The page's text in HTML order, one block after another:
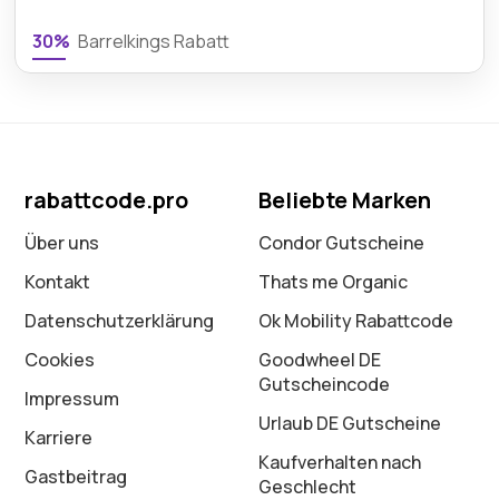
30% Barrelkings Rabatt
rabattcode.pro
Über uns
Kontakt
Datenschutz­erklärung
Cookies
Impressum
Karriere
Gastbeitrag
Beliebte Marken
Condor Gutscheine
Thats me Organic
Ok Mobility Rabattcode
Goodwheel DE
Gutscheincode
Urlaub DE Gutscheine
Kaufverhalten nach
Geschlecht